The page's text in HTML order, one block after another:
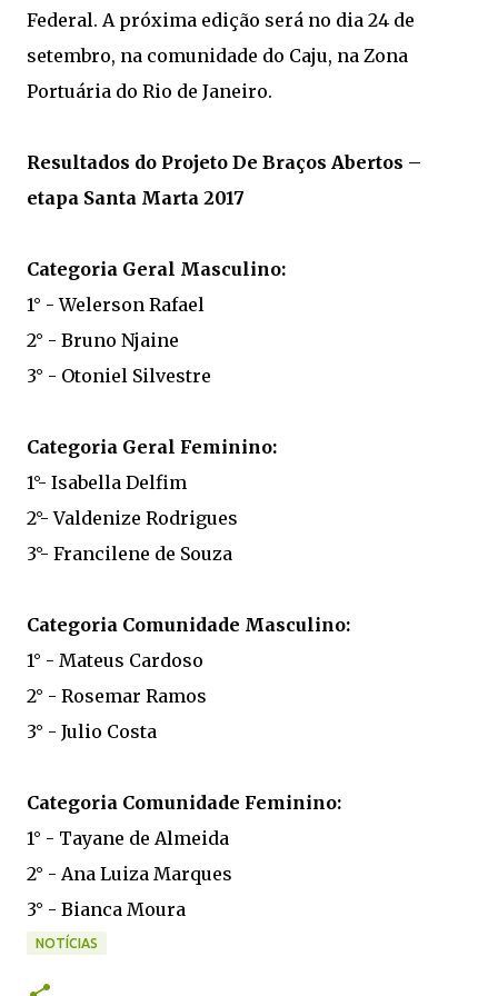
Federal. A próxima edição será no dia 24 de
setembro, na comunidade do Caju, na Zona
Portuária do Rio de Janeiro.
Resultados do Projeto De Braços Abertos –
etapa Santa Marta 2017
Categoria Geral Masculino:
1° - Welerson Rafael
2° - Bruno Njaine
3° - Otoniel Silvestre
Categoria Geral Feminino:
1°- Isabella Delfim
2°- Valdenize Rodrigues
3°- Francilene de Souza
Categoria Comunidade Masculino:
1° - Mateus Cardoso
2° - Rosemar Ramos
3° - Julio Costa
Categoria Comunidade Feminino:
1° - Tayane de Almeida
2° - Ana Luiza Marques
3° - Bianca Moura
NOTÍCIAS